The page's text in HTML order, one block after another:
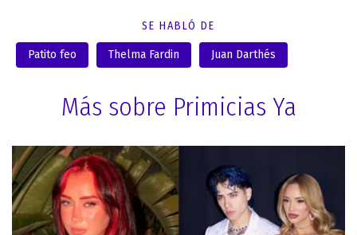
SE HABLÓ DE
Patito feo Thelma Fardin Juan Darthés
Más sobre Primicias Ya